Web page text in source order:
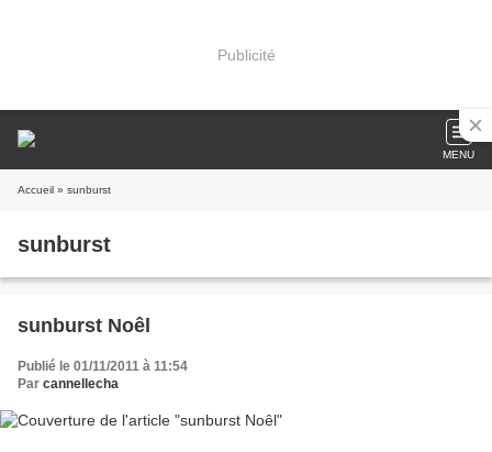
Publicité
MENU
Accueil » sunburst
sunburst
sunburst Noêl
Publié le 01/11/2011 à 11:54
Par cannellecha